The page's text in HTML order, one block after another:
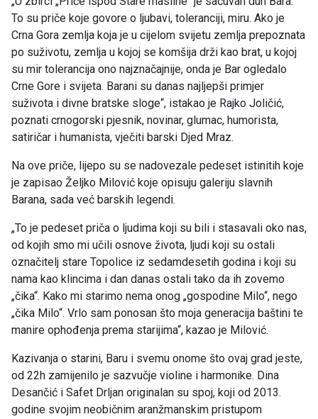
To su priče koje govore o ljubavi, toleranciji, miru. Ako je
Crna Gora zemlja koja je u cijelom svijetu zemlja prepoznata
po suživotu, zemlja u kojoj se komšija drži kao brat, u kojoj
su mir tolerancija ono najznačajnije, onda je Bar ogledalo
Crne Gore i svijeta. Barani su danas najljepši primjer
suživota i divne bratske sloge“, istakao je Rajko Joličić,
poznati crnogorski pjesnik, novinar, glumac, humorista,
satiričar i humanista, vječiti barski Djed Mraz.
Na ove priče, lijepo su se nadovezale pedeset istinitih koje
je zapisao Željko Milović koje opisuju galeriju slavnih
Barana, sada već barskih legendi.
„To je pedeset priča o ljudima koji su bili i stasavali oko nas,
od kojih smo mi učili osnove života, ljudi koji su ostali
označitelj stare Topolice iz sedamdesetih godina i koji su
nama kao klincima i dan danas ostali tako da ih zovemo
„čika“. Kako mi starimo nema onog „gospodine Milo“, nego
„čika Milo“. Vrlo sam ponosan što moja generacija baštini te
manire ophođenja prema starijima“, kazao je Milović.
Kazivanja o starini, Baru i svemu onome što ovaj grad jeste,
od 22h zamijenilo je sazvučje violine i harmonike. Dina
Desančić i Safet Drljan originalan su spoj, koji od 2013.
godine svojim neobičnim aranžmanskim pristupom